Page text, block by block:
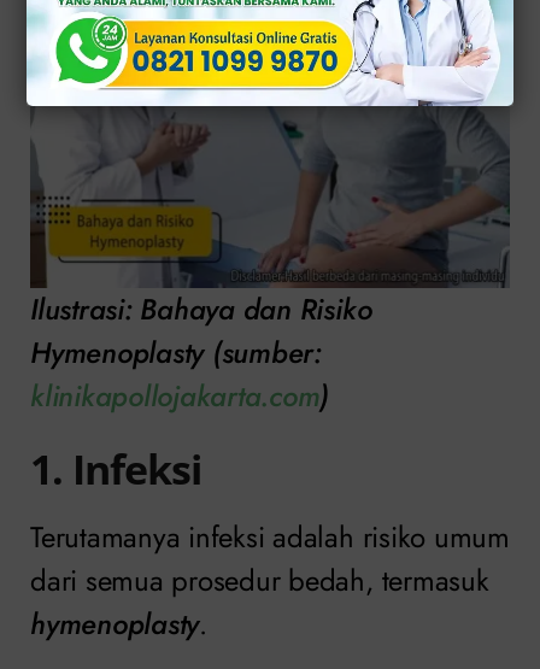
Ilustrasi: Bahaya dan Risiko
Hymenoplasty (sumber:
klinikapollojakarta.com)
1. Infeksi
Terutamanya infeksi adalah risiko umum
dari semua prosedur bedah, termasuk
hymenoplasty.